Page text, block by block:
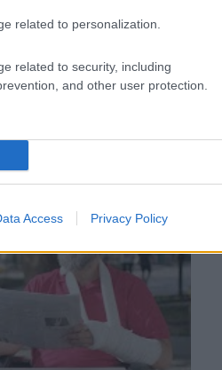
related to personalization.
related to security, including
and other user protection.
Access Privacy Policy